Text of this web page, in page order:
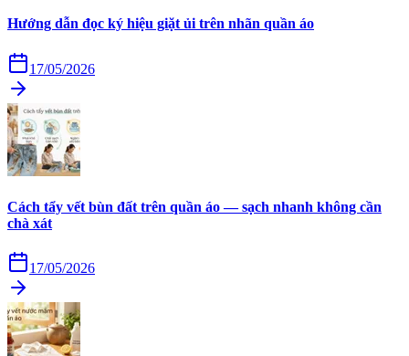
Hướng dẫn đọc ký hiệu giặt ủi trên nhãn quần áo
17/05/2026
Cách tẩy vết bùn đất trên quần áo — sạch nhanh không cần
chà xát
17/05/2026